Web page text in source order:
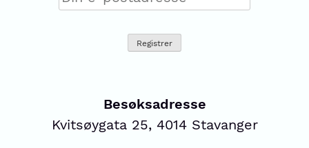
Besøksadresse
Kvitsøygata 25, 4014 Stavanger